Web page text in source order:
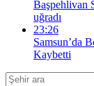
Başpehlivan
uğradı
23:26
Samsun’da
Kaybetti